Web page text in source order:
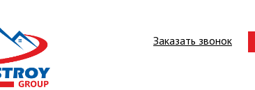
Заказать звонок